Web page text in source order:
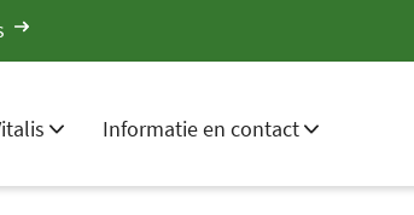
Informatie en contact